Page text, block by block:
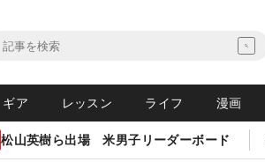
ギア レッスン ライフ 漫画
松山英樹ら出場 米男子リーダーボード